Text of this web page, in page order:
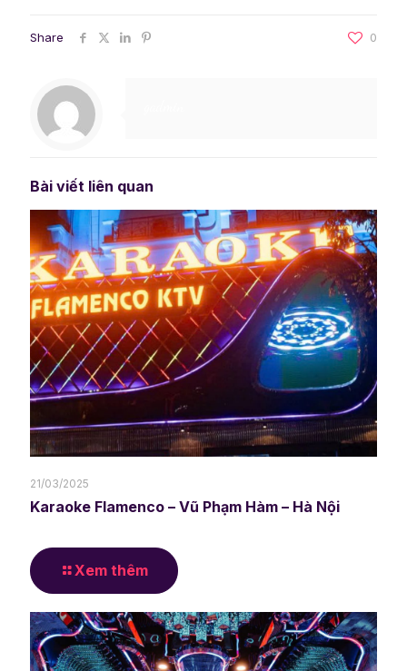
Share 0
Bài viết liên quan
21/03/2025
Karaoke Flamenco – Vũ Phạm Hàm – Hà Nội
Xem thêm